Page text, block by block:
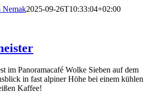
Nemak2025-09-26T10:33:04+02:00
im Panoramacafé Wolke Sieben auf dem
in fast alpiner Höhe bei einem kühlen
Kaffee!